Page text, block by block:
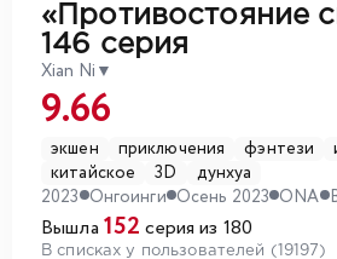
«Противостояние
146 серия
Xian Ni ▼
9.66
экшен приключения фэнтези
китайское
3D
дунхуа
2023 Онгоинги Осень 2023 ONA
Вышла 152 серия из 180
В списках у пользователей (19197)